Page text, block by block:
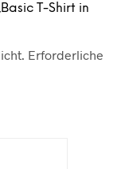
T-Shirt in
Erforderliche